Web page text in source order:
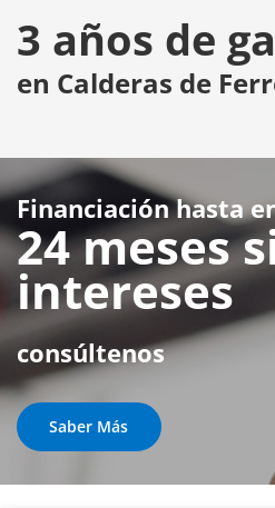
3 años de
en Calderas de
Financiación hasta
24 meses
intereses
consúltenos
Saber Más